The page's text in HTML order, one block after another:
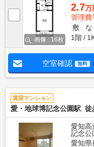
画像 : 16枚
2.7万
管理費
敷
な
1階
空室確認 無料
賃貸マンション
愛・地球博記念公園駅 徒
愛知高
記念公
愛知県